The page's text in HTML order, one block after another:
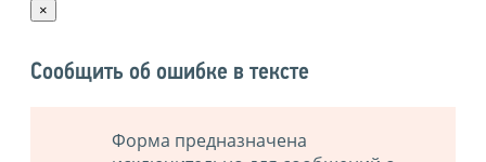
×
Сообщить об ошибке в тексте
Форма предназначена